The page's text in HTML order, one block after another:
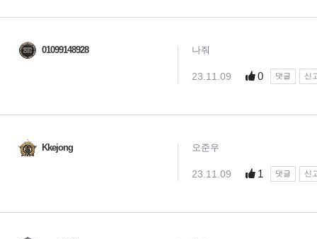
01099148928 나줘
23.11.09 0 댓글 신
Kkejong 오준우
23.11.09 1 댓글 신